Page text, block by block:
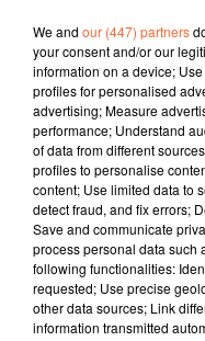
Patrice Bémanangy
L'info près de chez
Présenté par Patrice
3.200 gendarmes et
deux-sèvres pour
nouveau
La foire expo de
les couleurs de La
l'animer avec de
de Bocapole ( photo ).
We and our (447) partners
your consent and/or our
information on a device;
profiles for personalised
advertising; Measure
performance; Understand
of data from different
profiles to personalise
content; Use limited data to
detect fraud, and fix errors;
Save and communicate
process personal data such
following functionalities:
requested; Use precise
other data sources; Link
information transmitted